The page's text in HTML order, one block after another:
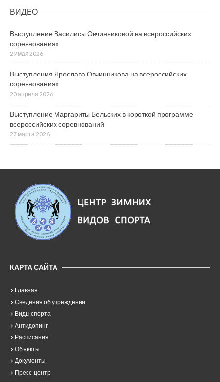
ВИДЕО
Выступление Василисы Овчинниковой на всероссийских
соревнованиях
29 мая 2026
Выступления Ярослава Овчинникова на всероссийских
соревнованиях
20 апреля 2026
Выступление Маргариты Бельских в короткой программе
всероссийских соревнований
27 марта 2026
КАРТА САЙТА
Главная
Сведения об учреждении
Виды спорта
Антидопинг
Расписания
Объекты
Документы
Пресс-центр